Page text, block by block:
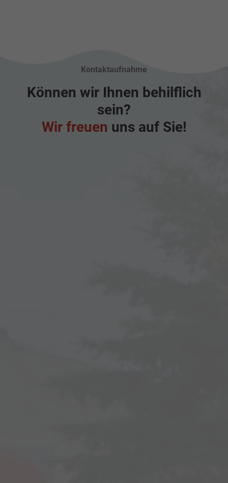
Kontaktaufnahme
Können wir Ihnen behilflich
sein?
Wir freuen uns auf Sie!